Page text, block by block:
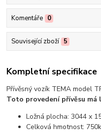
Komentáře 0
Související zboží 5
Kompletní specifikace
Přívěsný vozík TEMA model
Toto provedení přívěsu má
Ložná plocha: 3044 x
Celková hmotnost: